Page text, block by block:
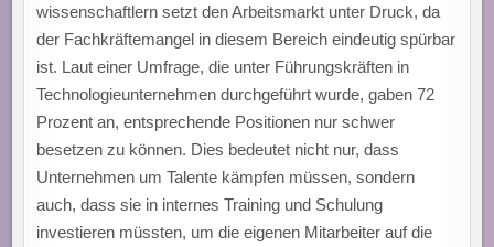
wissenschaftlern setzt den Arbeitsmarkt unter Druck, da
der Fachkräftemangel in diesem Bereich eindeutig spürbar
ist. Laut einer Umfrage, die unter Führungskräften in
Technologieunternehmen durchgeführt wurde, gaben 72
Prozent an, entsprechende Positionen nur schwer
besetzen zu können. Dies bedeutet nicht nur, dass
Unternehmen um Talente kämpfen müssen, sondern
auch, dass sie in internes Training und Schulung
investieren müssten, um die eigenen Mitarbeiter auf die